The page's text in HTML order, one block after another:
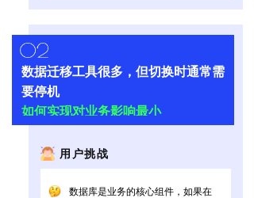
用户挑战
数据库是业务的核心组件，如果在
数据迁移工具很多，但切换时通常需
要停机
如何实现对业务影响最小